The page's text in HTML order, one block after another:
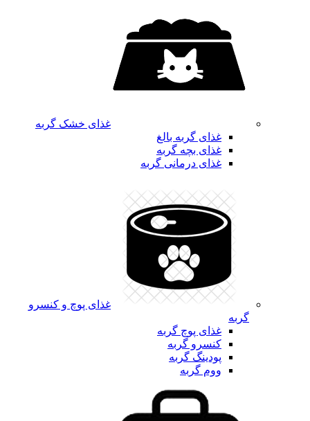
غذای خشک گربه
غذای گربه بالغ
غذای بچه گربه
غذای درمانی گربه
غذای پوچ و کنسرو
گربه
غذای پوچ گربه
کنسرو گربه
پودینگ گربه
ووم گربه